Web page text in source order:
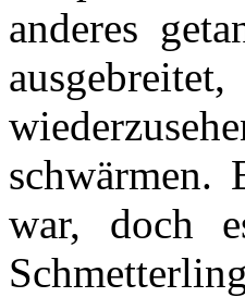
anderes
war, doch